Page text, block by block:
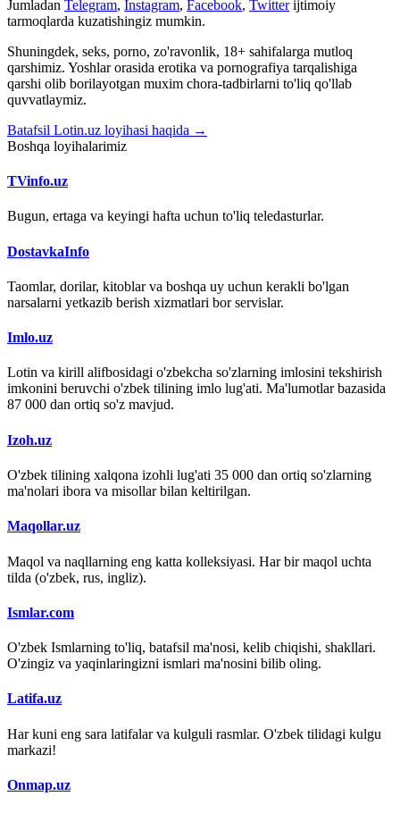
Jumladan Telegram, Instagram, Facebook, Twitter ijtimoiy
tarmoqlarda kuzatishingiz mumkin.
Shuningdek, seks, porno, zo'ravonlik, 18+ sahifalarga mutloq
qarshimiz. Yoshlar orasida erotika va pornografiya tarqalishiga
qarshi olib borilayotgan muxim chora-tadbirlarni to'liq qo'llab
quvvatlaymiz.
Batafsil Lotin.uz loyihasi haqida →
Boshqa loyihalarimiz
TVinfo.uz
Bugun, ertaga va keyingi hafta uchun to'liq teledasturlar.
DostavkaInfo
Taomlar, dorilar, kitoblar va boshqa uy uchun kerakli bo'lgan
narsalarni yetkazib berish xizmatlari bor servislar.
Imlo.uz
Lotin va kirill alifbosidagi o'zbekcha so'zlarning imlosini tekshirish
imkonini beruvchi o'zbek tilining imlo lug'ati. Ma'lumotlar bazasida
87 000 dan ortiq so'z mavjud.
Izoh.uz
O'zbek tilining xalqona izohli lug'ati 35 000 dan ortiq so'zlarning
ma'nolari ibora va misollar bilan keltirilgan.
Maqollar.uz
Maqol va naqllarning eng katta kolleksiyasi. Har bir maqol uchta
tilda (o'zbek, rus, ingliz).
Ismlar.com
O'zbek Ismlarning to'liq, batafsil ma'nosi, kelib chiqishi, shakllari.
O'zingiz va yaqinlaringizni ismlari ma'nosini bilib oling.
Latifa.uz
Har kuni eng sara latifalar va kulguli rasmlar. O'zbek tilidagi kulgu
markazi!
Onmap.uz